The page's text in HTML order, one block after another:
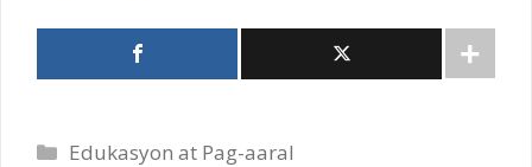
Categories
Edukasyon at Pag-aaral